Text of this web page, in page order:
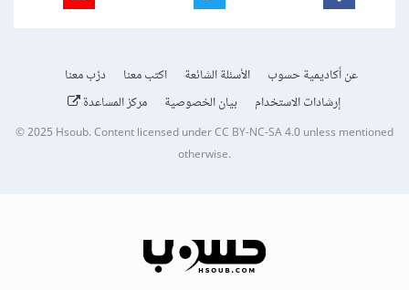
عن أكاديمية حسوب الأسئلة الشائعة اكتب معنا
درّب معنا
إرشادات الاستخدام
بيان الخصوصية مركز المساعدة
© 2025Hsoub.Content licensed underCC BY-NC-SA 4.0unless mentioned
otherwise.